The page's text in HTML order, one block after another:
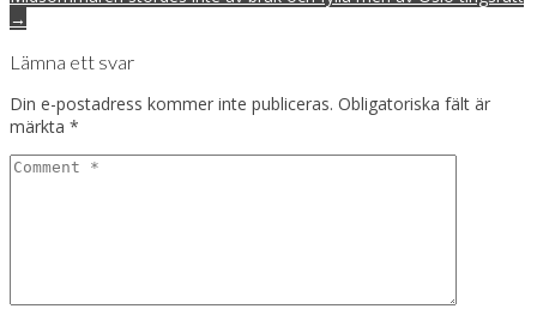
→
Lämna ett svar
Din e-postadress kommer inte publiceras. Obligatoriska fält är
märkta *